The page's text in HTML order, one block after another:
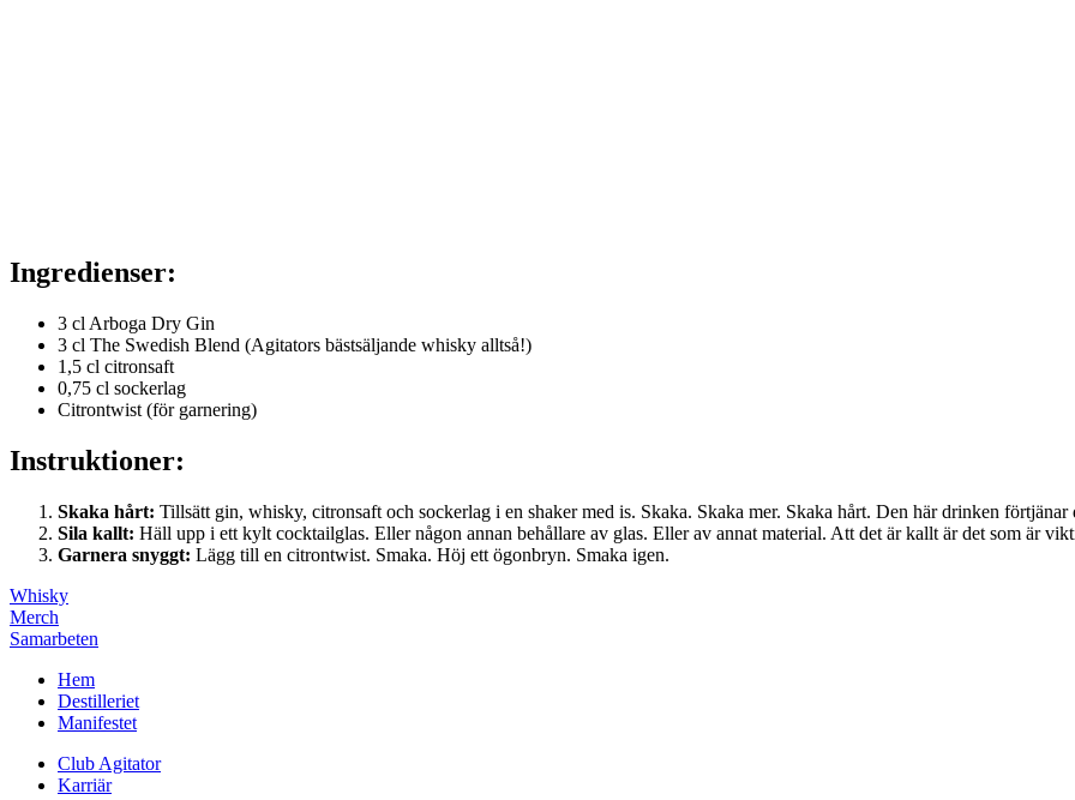
Ingredienser:
3 cl Arboga Dry Gin
3 cl The Swedish Blend (Agitators bästsäljande whisky alltså!)
1,5 cl citronsaft
0,75 cl sockerlag
Citrontwist (för garnering)
Instruktioner:
Skaka hårt: Tillsätt gin, whisky, citronsaft och sockerlag i en shaker med is. Skaka. Skaka mer. Skaka hårt. Den här drinken förtjänar
Sila kallt: Häll upp i ett kylt cocktailglas. Eller någon annan behållare av glas. Eller av annat material. Att det är kallt är det som är
Garnera snyggt: Lägg till en citrontwist. Smaka. Höj ett ögonbryn. Smaka igen.
Whisky
Merch
Samarbeten
Hem
Destilleriet
Manifestet
Club Agitator
Karriär